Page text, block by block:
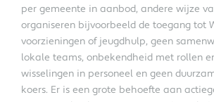
per gemeente in aanbod, andere wijze
organiseren bijvoorbeeld de toegang tot
voorzieningen of jeugdhulp, geen
lokale teams, onbekendheid met rollen
wisselingen in personeel en geen
koers. Er is een grote behoefte aan